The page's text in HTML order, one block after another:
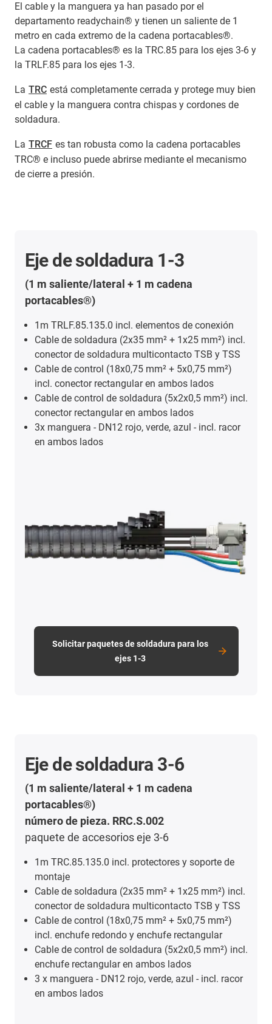
El cable y la manguera ya han pasado por el
departamento readychain® y tienen un saliente de 1
metro en cada extremo de la cadena portacables®.
La cadena portacables® es la TRC.85 para los ejes 3-6 y
la TRLF.85 para los ejes 1-3.
La TRC está completamente cerrada y protege muy bien
el cable y la manguera contra chispas y cordones de
soldadura.
La TRCF es tan robusta como la cadena portacables
TRC® e incluso puede abrirse mediante el mecanismo
de cierre a presión.
Eje de soldadura 1-3
(1 m saliente/lateral + 1 m cadena
portacables®)
1m TRLF.85.135.0 incl. elementos de conexión
Cable de soldadura (2x35 mm² + 1x25 mm²) incl.
conector de soldadura multicontacto TSB y TSS
Cable de control (18x0,75 mm² + 5x0,75 mm²)
incl. conector rectangular en ambos lados
Cable de control de soldadura (5x2x0,5 mm²) incl.
conector rectangular en ambos lados
3x manguera - DN12 rojo, verde, azul - incl. racor
en ambos lados
Solicitar paquetes de soldadura para los
ejes 1-3
Eje de soldadura 3-6
(1 m saliente/lateral + 1 m cadena
portacables®)
número de pieza. RRC.S.002
paquete de accesorios eje 3-6
1m TRC.85.135.0 incl. protectores y soporte de
montaje
Cable de soldadura (2x35 mm² + 1x25 mm²) incl.
conector de soldadura multicontacto TSB y TSS
Cable de control (18x0,75 mm² + 5x0,75 mm²)
incl. enchufe redondo y enchufe rectangular
Cable de control de soldadura (5x2x0,5 mm²) incl.
enchufe rectangular en ambos lados
3 x manguera - DN12 rojo, verde, azul - incl. racor
en ambos lados